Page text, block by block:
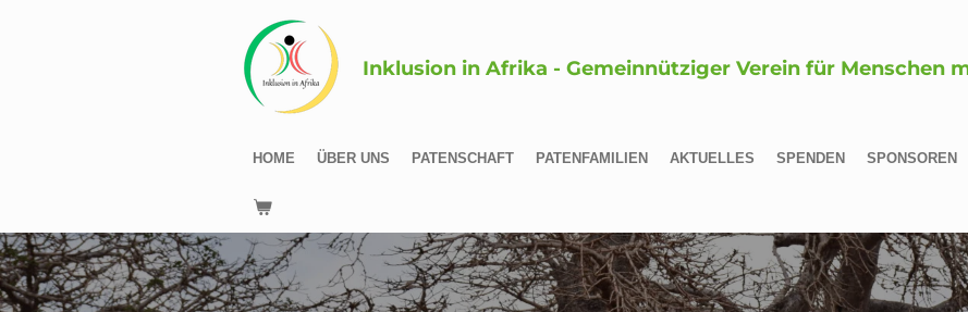
Inklusion in Afrika - Gemeinnütziger Verein für Menschen
HOME ÜBER UNS PATENSCHAFT PATENFAMILIEN AKTUELLES SPENDEN SPONSOREN